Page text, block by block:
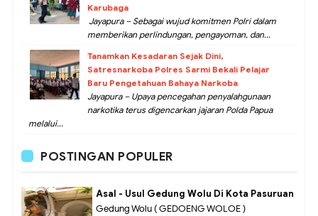
Karubaga
Jayapura – Sebagai wujud komitmen Polri dalam
memberikan perlindungan, pengayoman, dan...
Tanamkan Kesadaran Sejak Dini,
Satresnarkoba Polres Sarmi Bekali Pelajar
Baru Pengetahuan Bahaya Narkoba
Jayapura – Upaya pencegahan penyalahgunaan
narkotika terus digencarkan jajaran Polda Papua
melalui...
POSTINGAN POPULER
Asal - Usul Gedung Wolu Di Kota Pasuruan
Gedung Wolu ( GEDOENG WOLOE )